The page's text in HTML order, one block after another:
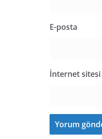
E-posta
İnternet sitesi